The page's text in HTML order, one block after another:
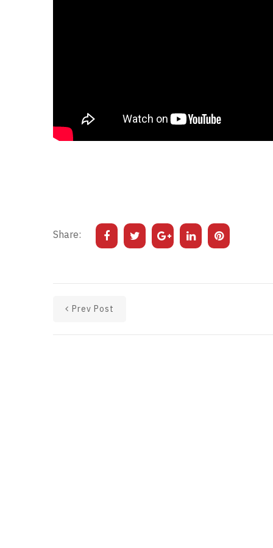
Share:
Prev Post